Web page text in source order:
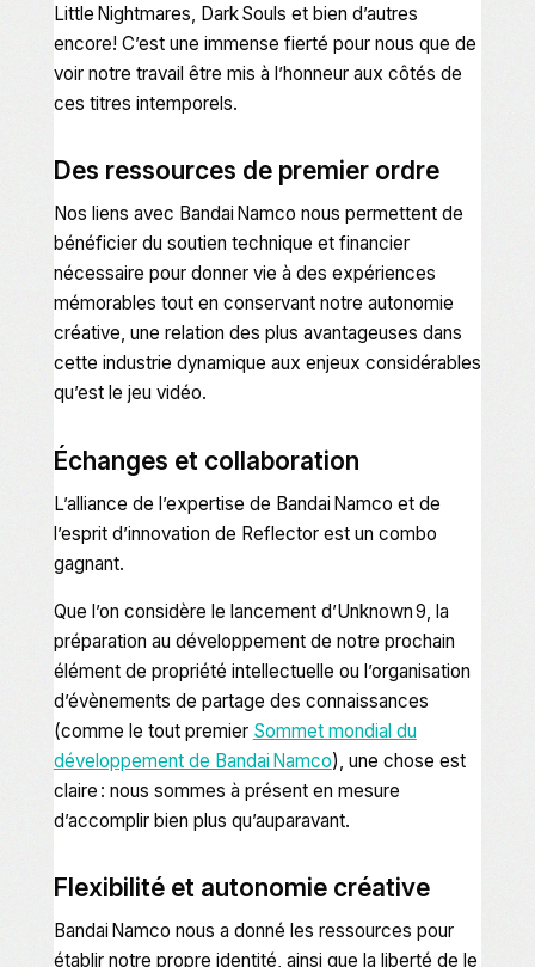
Little Nightmares Dark Souls et bien d’autres
encore! C’est une immense fierté pour nous que de
voir notre travail être mis à l’honneur aux côtés de
ces titres intemporels.
Des ressources de premier ordre
Nos liens avec Bandai Namco nous permettent de
bénéficier du soutien technique et financier
nécessaire pour donner vie à des expériences
mémorables tout en conservant notre autonomie
créative, une relation des plus avantageuses dans
cette industrie dynamique aux enjeux considérables
qu’est le jeu vidéo.
Échanges et collaboration
L’alliance de l’expertise de Bandai Namco et de
l’esprit d’innovation de Reflector est un combo
gagnant.
Que l’on considère le lancement d’Unknown 9 , la
préparation au développement de notre prochain
élément de propriété intellectuelle ou l’organisation
d’évènements de partage des connaissances
(comme le tout premier Sommet mondial du
développement de Bandai Namco), une chose est
claire : nous sommes à présent en mesure
d’accomplir bien plus qu’auparavant.
Flexibilité et autonomie créative
Bandai Namco nous a donné les ressources pour
établir notre propre identité, ainsi que la liberté de le